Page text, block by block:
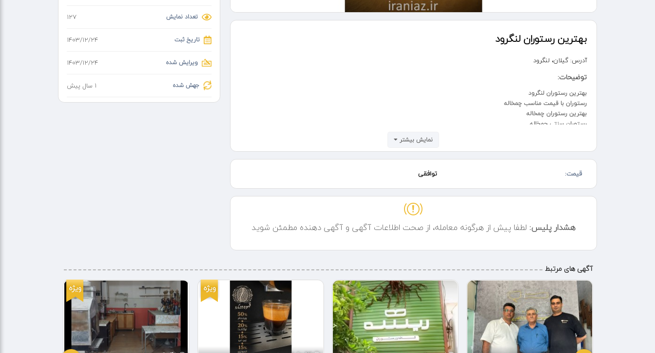
بهترین رستوران لنگرود
آدرس: گیلان، لنگرود
توضیحات:
بهترین رستوران لنگرود
رستوران با قیمت مناسب چمخاله
بهترین رستوران چمخاله
رستوران سنتی چمخاله
تجربه‌ای رویایی از طعم و آرامش در کنار دریا – رستوران و هتل ساحلی چمخاله لاهیجان لنگرود
اگر به دنبال مکانی دنج و دلنشین برای سپری کردن لحظاتی خوش در کنار دریا هستید، مجموعه تفریحی و اقامتی چمخاله بهترین انتخاب
شماست. این مجموعه شامل رستوران ساحلی، کافی‌شاپ، قلیان‌سرا و هتل مجلل است که همگی با چشم‌اندازی بی‌نظیر از دریای خزر، تجربه‌ای
رستوران ما با منویی متنوع از غذاهای ایرانی و فرنگی، انواع کباب‌ها، خورش‌های اصیل، غذاهای دریایی تازه و فست‌فودهای خوشمزه، پذیرای
در کنار لذت بردن از غذاهای لذیذ، می‌توانید با موسیقی زنده لحظاتی فراموش‌نشدنی را تجربه کنید. همچنین، در قلیان‌سرای اختصاصی
هتل ساحلی ما با اتاق‌هایی مجهز و چشم‌اندازی زیبا از دریا، گزینه‌ای عالی برای اقامتی خاطره‌انگیز است. شما می‌توانید پس از یک روز
پرهیجان در ساحل، در هتلی لوکس استراحت کنید و از خدمات ویژه ما بهره‌مند شوید.
ویژگی‌های مجموعه:
✅ فضای خانوادگی و مناسب برای دورهمی‌های دوستانه
✅ برگزاری جشن‌ها و مراسم خصوصی
نمایش بیشتر
قیمت: توافقی
هشدار پلیس: لطفا پیش از هرگونه معامله، از صحت اطلاعات آگهی و آگهی دهنده مطمئن شوید
تعداد نمایش 127
تاریخ ثبت ۱۴۰۳/۱۲/۲۴
ویرایش شده ۱۴۰۳/۱۲/۲۴
جهش شده 1 سال پیش
آگهی های مرتبط
ویژه ویژه